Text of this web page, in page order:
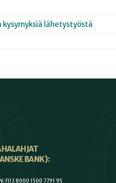
lähetystyöstä
BANK):
FI13 8000 1500 7791 95